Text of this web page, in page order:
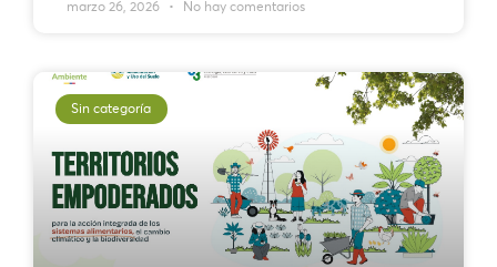
marzo 26, 2026 No hay comentarios
Sin categoría